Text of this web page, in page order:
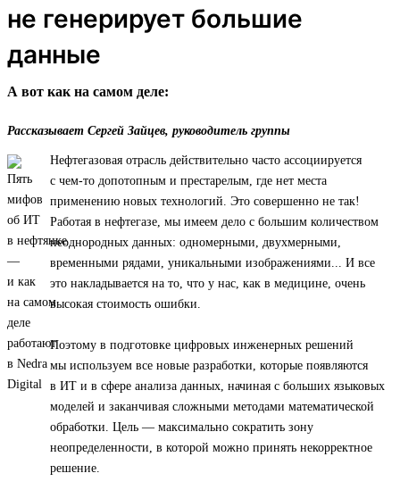
не генерирует большие
данные
А вот как на самом деле:
Рассказывает Сергей Зайцев, руководитель группы
Нефтегазовая отрасль действительно часто ассоциируется
с чем-то допотопным и престарелым, где нет места
применению новых технологий. Это совершенно не так!
Работая в нефтегазе, мы имеем дело с большим количеством
неоднородных данных: одномерными, двухмерными,
временными рядами, уникальными изображениями... И все
это накладывается на то, что у нас, как в медицине, очень
высокая стоимость ошибки.
Поэтому в подготовке цифровых инженерных решений
мы используем все новые разработки, которые появляются
в ИТ и в сфере анализа данных, начиная с больших языковых
моделей и заканчивая сложными методами математической
обработки. Цель — максимально сократить зону
неопределенности, в которой можно принять некорректное
решение.